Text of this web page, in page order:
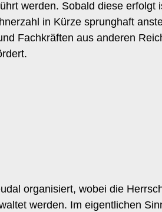
werden. Sobald diese erfolgt
in Kürze sprunghaft
Fachkräften aus anderen
organisiert, wobei die
werden. Im eigentlichen